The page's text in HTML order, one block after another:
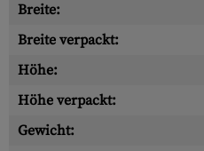
Breite:
Breite verpackt:
Höhe:
Höhe verpackt:
Gewicht: